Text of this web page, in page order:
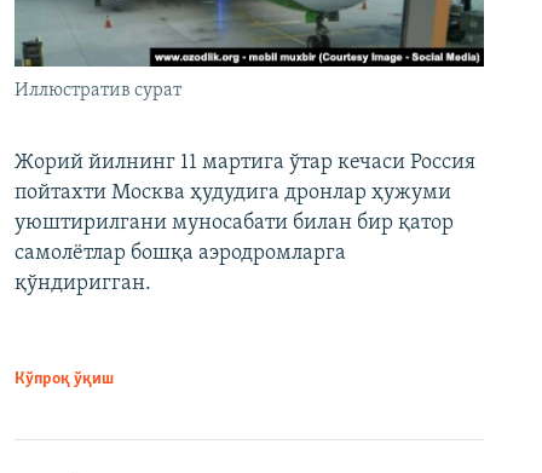
Иллюстратив сурат
Жорий йилнинг 11 мартига ўтар кечаси Россия
пойтахти Москва ҳудудига дронлар ҳужуми
уюштирилгани муносабати билан бир қатор
самолётлар бошқа аэродромларга
қўндиригган.
Кўпроқ ўқиш